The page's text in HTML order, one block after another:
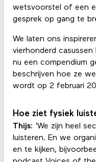
wetsvoorstel of een
gesprek op gang te
We laten ons
vierhonderd
nu een compendium
beschrijven hoe ze
wordt op 2 februari
Hoe ziet fysiek
Thijs: 'We zijn heel
luisteren. En we
en te kijken,